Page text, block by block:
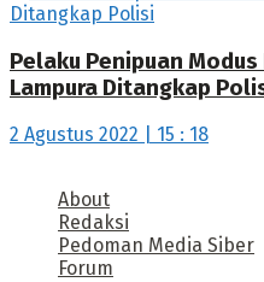
Pelaku Penipuan Modus
Lampura Ditangkap
2 Agustus 2022 | 15 : 18
About
Redaksi
Pedoman Media Siber
Forum